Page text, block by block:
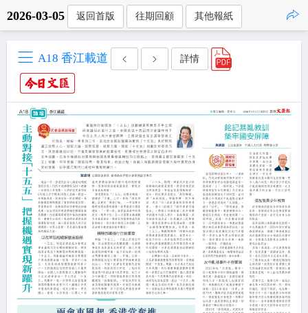
2026-03-05 返回首版 往期回顧 其他報紙
A18 香江載道 詳情
點擊複製